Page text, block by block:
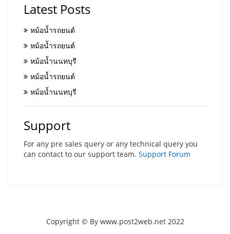
Latest Posts
หม้อน้ำรถยนต์
หม้อน้ำรถยนต์
หม้อน้ำนนทบุรี
หม้อน้ำรถยนต์
หม้อน้ำนนทบุรี
Support
For any pre sales query or any technical query you
can contact to our support team. Support Forum
Copyright © By www.post2web.net 2022